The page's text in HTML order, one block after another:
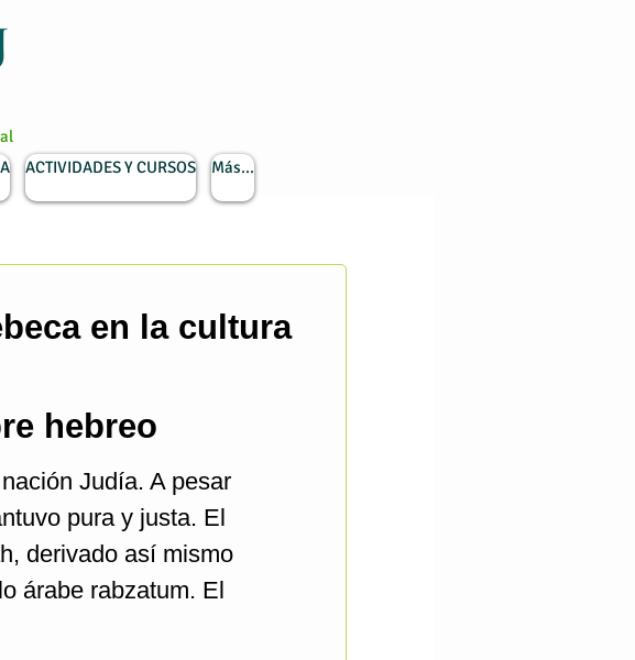
en la cultura
hebreo
Judía. A pesar
pura y justa. El
derivado así mismo
árabe rabzatum. El
ACTIVIDADES Y CURSOS Más...